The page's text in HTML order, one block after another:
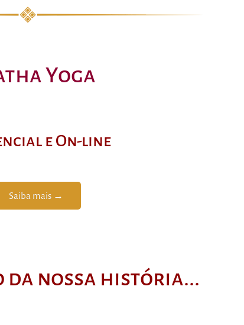
Yoga
e On-line
Saiba mais →
da nossa história...